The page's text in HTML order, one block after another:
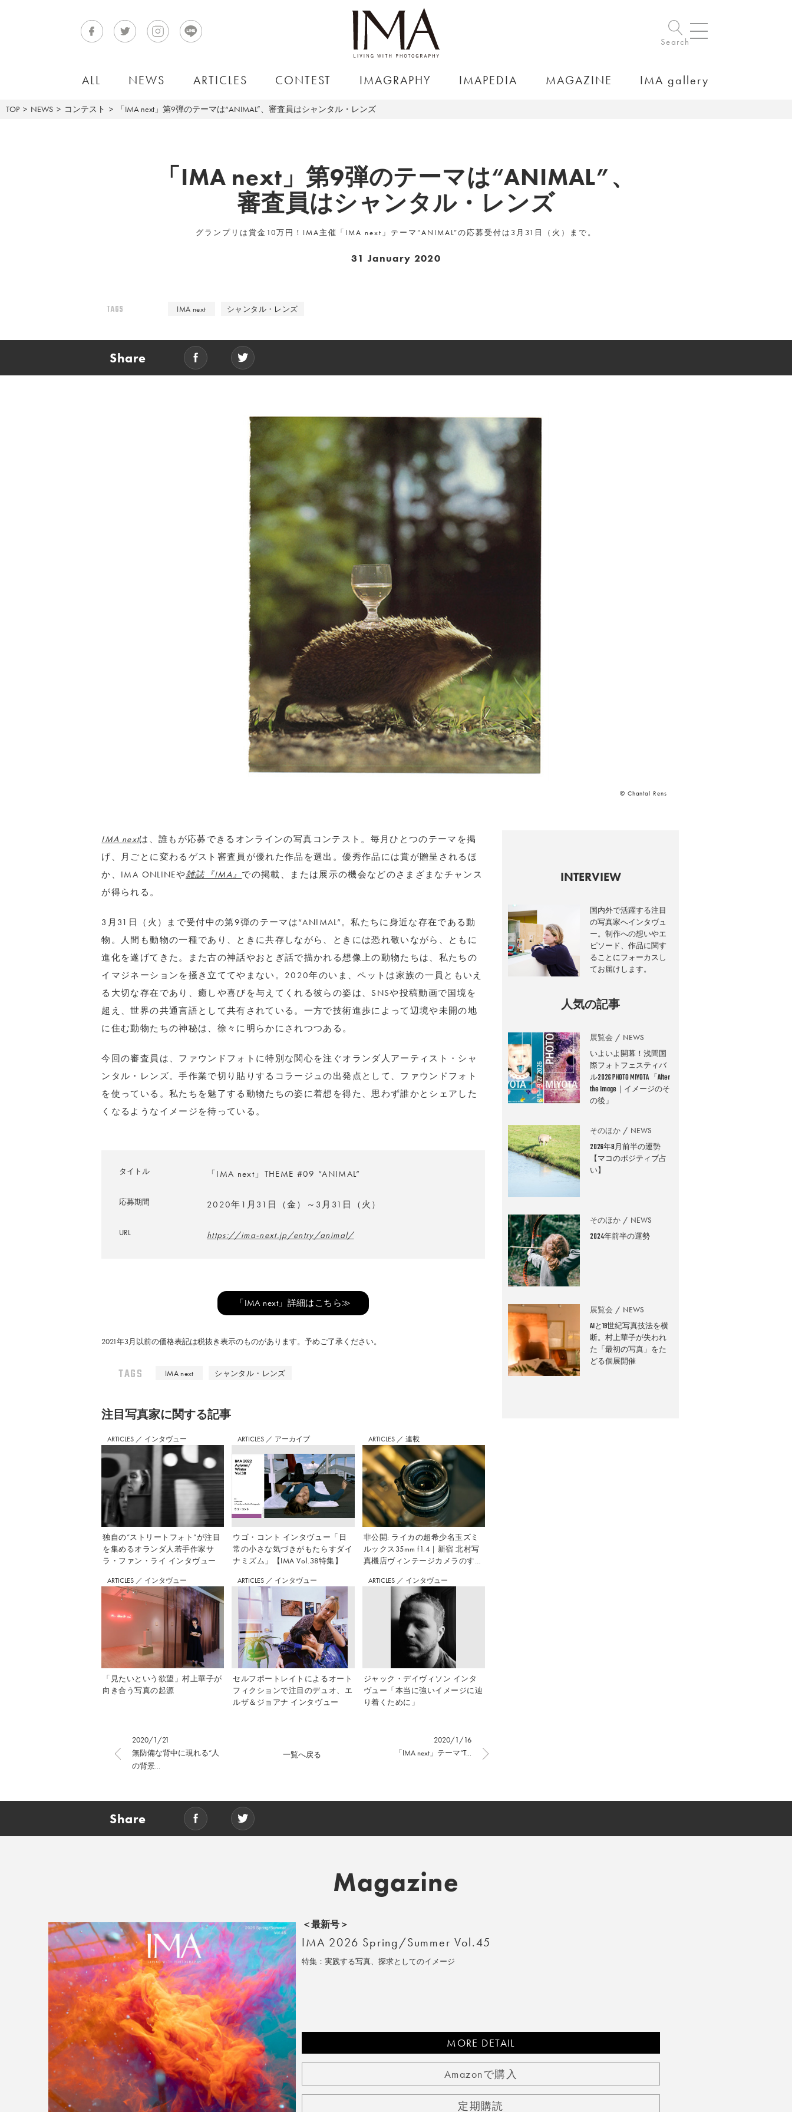
Search
ALL NEWS ARTICLES CONTEST IMAGRAPHY IMAPEDIA MAGAZINE IMA gallery
TOP NEWS コンテスト 「IMA next」第9弾のテーマは“ANIMAL”、審査員はシャンタル・レンズ
「IMA next」第9弾のテーマは“ANIMAL”、
審査員はシャンタル・レンズ
グランプリは賞金10万円！IMA主催「IMA next」テーマ“ANIMAL”の応募受付は3月31日（火）まで。
31 January 2020
TAGS IMA next シャンタル・レンズ
Share
© Chantal Rens
IMA nextは、誰もが応募できるオンラインの写真コンテスト。毎月ひとつのテーマを掲
げ、月ごとに変わるゲスト審査員が優れた作品を選出。優秀作品には賞が贈呈されるほ
か、IMA ONLINEや雑誌『IMA』 での掲載、または展示の機会などのさまざまなチャンス
が得られる。
3月31日（火）まで受付中の第9弾のテーマは“ANIMAL”。私たちに身近な存在である動
物。人間も動物の一種であり、ときに共存しながら、ときには恐れ敬いながら、ともに
進化を遂げてきた。また古の神話やおとぎ話で描かれる想像上の動物たちは、私たちの
イマジネーションを掻き立ててやまない。2020年のいま、ペットは家族の一員ともいえ
る大切な存在であり、癒しや喜びを与えてくれる彼らの姿は、SNSや投稿動画で国境を
超え、世界の共通言語として共有されている。一方で技術進歩によって辺境や未開の地
に住む動物たちの神秘は、徐々に明らかにされつつある。
今回の審査員は、ファウンドフォトに特別な関心を注ぐオランダ人アーティスト・シャ
ンタル・レンズ。手作業で切り貼りするコラージュの出発点として、ファウンドフォト
を使っている。私たちを魅了する動物たちの姿に着想を得た、思わず誰かとシェアした
くなるようなイメージを待っている。
タイトル 「IMA next」THEME #09 “ANIMAL”
応募期間 2020年1月31日（金）～3月31日（火）
URL https://ima-next.jp/entry/animal/
「IMA next」詳細はこちら≫
2021年3月以前の価格表記は税抜き表示のものがあります。予めご了承ください。
TAGS IMA next シャンタル・レンズ
注⽬写真家に関する記事
ARTICLES ／ インタヴュー
独自の“ストリートフォト”が注目
を集めるオランダ人若手作家サ
ラ・ファン・ライ インタヴュー
ARTICLES ／ アーカイブ
ウゴ・コント インタヴュー「日
常の小さな気づきがもたらすダイ
ナミズム」【IMA Vol.38特集】
ARTICLES ／ 連載
非公開: ライカの超希少名玉ズミ
ルックス35mm f1.4｜新宿 北村写
真機店ヴィンテージカメラのすす
ARTICLES ／ インタヴュー
「見たいという欲望」村上華子が
向き合う写真の起源
ARTICLES ／ インタヴュー
セルフポートレイトによるオート
フィクションで注目のデュオ、エ
ルザ＆ジョアナ インタヴュー
ARTICLES ／ インタヴュー
ジャック・デイヴィソン インタ
ヴュー「本当に強いイメージに辿
り着くために」
2020/1/21
無防備な背中に現れる“人
の背景...
2020/1/16
「IMA next」テーマ“T...
一覧へ戻る
INTERVIEW
国内外で活躍する注目
の写真家へインタヴュ
ー。制作への想いやエ
ピソード、作品に関す
ることにフォーカスし
てお届けします。
人気の記事
展覧会 NEWS
いよいよ開幕！浅間国
際フォトフェスティバ
ル2026 PHOTO MIYOTA 「After
the Image｜イメージのそ
の後」
そのほか NEWS
2026年8月前半の運勢
【マコのポジティブ占
い】
そのほか NEWS
2024年前半の運勢
展覧会 NEWS
AIと19世紀写真技法を横
断。村上華子が失われ
た「最初の写真」をた
どる個展開催
Share
Magazine
＜最新号＞
IMA 2026 Spring/Summer Vol.45
特集：実践する写真、探求としてのイメージ
MORE DETAIL
Amazonで購入
定期購読